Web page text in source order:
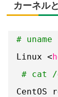
カーネル
# uname
Linux <
# cat /